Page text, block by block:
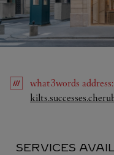
what3words address:
SERVICES